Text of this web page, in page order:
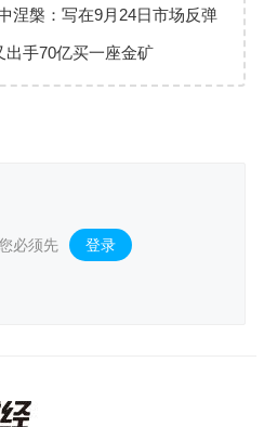
涅槃：写在9月24日市场反弹
出手70亿买一座金矿
必须先 登录 。